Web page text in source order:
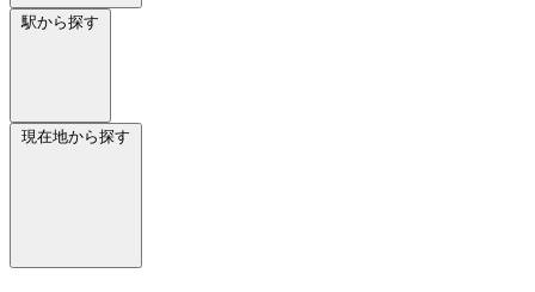
駅から探す
現在地から探す